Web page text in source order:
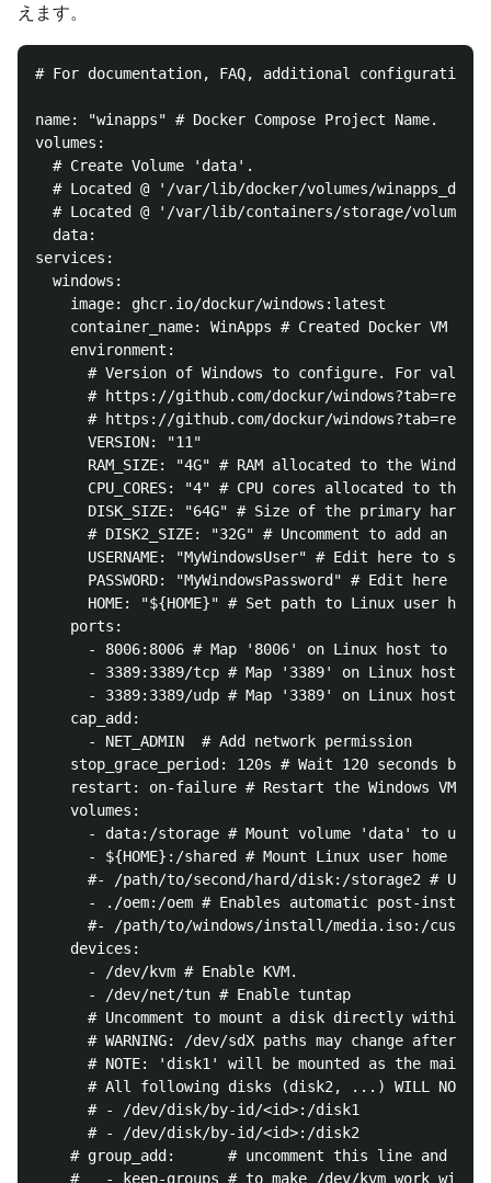
えます。
# For documentation, FAQ, additional
name: "winapps" # Docker Compose Project Name.
volumes:
  # Create Volume 'data'.
# Located @ '/var/lib/docker/volumes/
# Located @ '/var/lib/containers/storage/
  data:
services:
  windows:
    image: ghcr.io/dockur/windows:latest
container_name: WinApps # Created Docker VM
    environment:
# Version of Windows to configure. For valid
# https://github.com/dockur/
# https://github.com/dockur/
      VERSION: "11"
RAM_SIZE: "4G" # RAM allocated to the Windows
CPU_CORES: "4" # CPU cores allocated to the
DISK_SIZE: "64G" # Size of the primary hard
# DISK2_SIZE: "32G" # Uncomment to add an
USERNAME: "MyWindowsUser" # Edit here to set
PASSWORD: "MyWindowsPassword" # Edit here to
HOME: "${HOME}" # Set path to Linux user home
    ports:
- 8006:8006 # Map '8006' on Linux host to
- 3389:3389/tcp # Map '3389' on Linux host
- 3389:3389/udp # Map '3389' on Linux host
    cap_add:
      - NET_ADMIN  # Add network permission
stop_grace_period: 120s # Wait 120 seconds
restart: on-failure # Restart the Windows VM
    volumes:
- data:/storage # Mount volume 'data' to use
- ${HOME}:/shared # Mount Linux user home
#- /path/to/second/hard/disk:/storage2 #
- ./oem:/oem # Enables automatic post-
#- /path/to/windows/install/media.iso:/
    devices:
      - /dev/kvm # Enable KVM.
      - /dev/net/tun # Enable tuntap
# Uncomment to mount a disk directly within
# WARNING: /dev/sdX paths may change after
# NOTE: 'disk1' will be mounted as the main
# All following disks (disk2, ...) WILL NOT
      # - /dev/disk/by-id/<id>:/disk1
      # - /dev/disk/by-id/<id>:/disk2
# group_add:      # uncomment this line and